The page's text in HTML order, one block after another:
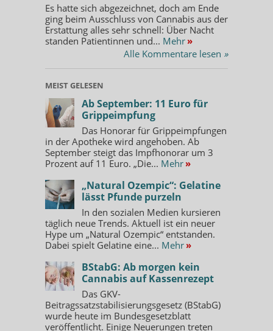
Es hatte sich abgezeichnet, doch am Ende
ging beim Ausschluss von Cannabis aus der
Erstattung alles sehr schnell: Über Nacht
standen Patientinnen und... Mehr »
Alle Kommentare lesen »
MEIST GELESEN
Ab September: 11 Euro für
Grippeimpfung
Das Honorar für Grippeimpfungen
in der Apotheke wird angehoben. Ab
September steigt das Impfhonorar um 3
Prozent auf 11 Euro. „Die... Mehr »
„Natural Ozempic“: Gelatine
lässt Pfunde purzeln
In den sozialen Medien kursieren
täglich neue Trends. Aktuell ist ein neuer
Hype um „Natural Ozempic“ entstanden.
Dabei spielt Gelatine eine... Mehr »
BStabG: Ab morgen kein
Cannabis auf Kassenrezept
Das GKV-
Beitragssatzstabilisierungsgesetz (BStabG)
wurde heute im Bundesgesetzblatt
veröffentlicht. Einige Neuerungen treten